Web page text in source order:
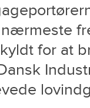
for at